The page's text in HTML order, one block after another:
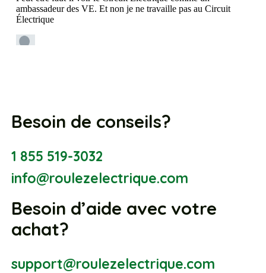
Besoin de conseils?
1 855 519-3032
info@roulezelectrique.com
Besoin d’aide avec votre
achat?
support@roulezelectrique.com